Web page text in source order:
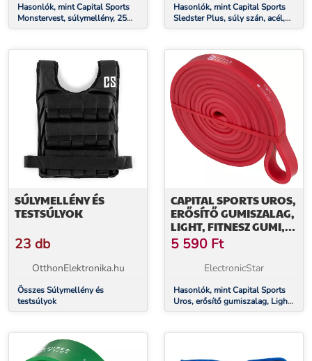
Hasonlók, mint Capital Sports
Monstervest, súlymellény, 25
kg, univerzális méret, nejlon,
Hasonlók, mint Capital Sports
Sledster Plus, súly szán, acél,
masszív, ø 50 mm
SÚLYMELLÉNY ÉS
TESTSÚLYOK
23 db
OtthonElektronika.hu
Összes Súlymellény és
testsúlyok
CAPITAL SPORTS UROS,
ERŐSÍTŐ GUMISZALAG,
LIGHT, FITNESZ GUMI,
HUROK, 100 % LATEX
5 590 Ft
ElectronicStar
Hasonlók, mint Capital Sports
Uros, erősítő gumiszalag, Light,
fitnesz gumi, hurok, 100 % latex